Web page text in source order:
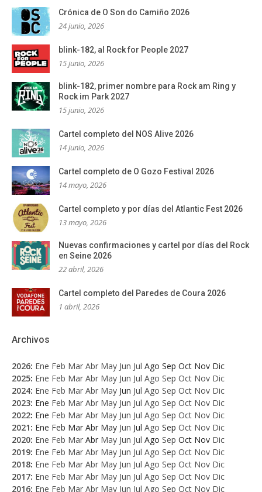
Crónica de O Son do Camiño 2026
24 junio, 2026
blink-182, al Rock for People 2027
15 junio, 2026
blink-182, primer nombre para Rock am Ring y
Rock im Park 2027
15 junio, 2026
Cartel completo del NOS Alive 2026
14 junio, 2026
Cartel completo de O Gozo Festival 2026
14 mayo, 2026
Cartel completo y por días del Atlantic Fest 2026
13 mayo, 2026
Nuevas confirmaciones y cartel por días del Rock
en Seine 2026
22 abril, 2026
Cartel completo del Paredes de Coura 2026
1 abril, 2026
Archivos
2026: Ene Feb Mar Abr May Jun Jul Ago Sep Oct Nov Dic
2025: Ene Feb Mar Abr May Jun Jul Ago Sep Oct Nov Dic
2024: Ene Feb Mar Abr May Jun Jul Ago Sep Oct Nov Dic
2023: Ene Feb Mar Abr May Jun Jul Ago Sep Oct Nov Dic
2022: Ene Feb Mar Abr May Jun Jul Ago Sep Oct Nov Dic
2021: Ene Feb Mar Abr May Jun Jul Ago Sep Oct Nov Dic
2020: Ene Feb Mar Abr May Jun Jul Ago Sep Oct Nov Dic
2019: Ene Feb Mar Abr May Jun Jul Ago Sep Oct Nov Dic
2018: Ene Feb Mar Abr May Jun Jul Ago Sep Oct Nov Dic
2017: Ene Feb Mar Abr May Jun Jul Ago Sep Oct Nov Dic
2016: Ene Feb Mar Abr May Jun Jul Ago Sep Oct Nov Dic